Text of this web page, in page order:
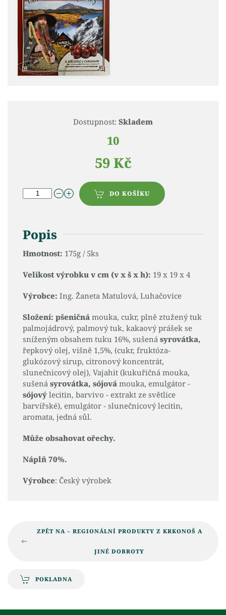
Dostupnost: Skladem
10
59 Kč
DO KOŠÍKU
Popis
Hmotnost: 175g / 5ks
Velikost výrobku v cm (v x š x h): 19 x 19 x 4
Výrobce: Ing. Žaneta Matulová, Luhačovice
Složení: pšeničná mouka, cukr, plně ztužený tuk
palmojádrový, palmový tuk, kakaový prášek se
sníženým obsahem tuku 16%, sušená syrovátka,
řepkový olej, višně 1,5%, (cukr, fruktóza-
glukózový sirup, citronový koncentrát,
slunečnicový olej), Vajahit (kukuřičná mouka,
sušená syrovátka, sójová mouka, emulgátor -
sójový lecitin, barvivo - extrakt ze světlice
barvířské), emulgátor - slunečnicový lecitin,
aromata, jedná sůl.
Může obsahovat ořechy.
Náplň 70%.
Výrobce: Český výrobek
ZPĚT NA – REGIONÁLNÍ PRODUKTY Z KRKONOŠ A
JINÉ DOBROTY
POKLADNA